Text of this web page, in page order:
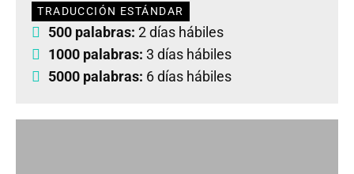
TRADUCCIÓN ESTÁNDAR
500 palabras: 2 días hábiles
1000 palabras: 3 días hábiles
5000 palabras: 6 días hábiles